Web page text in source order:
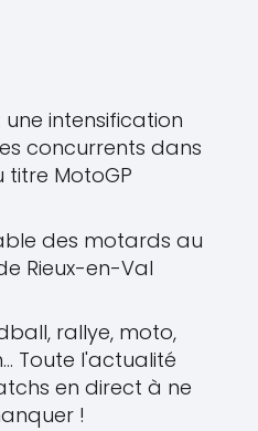
intensification
concurrents dans
MotoGP
des motards au
Rieux-en-Val
rallye, moto,
Toute l'actualité
en direct à ne
!